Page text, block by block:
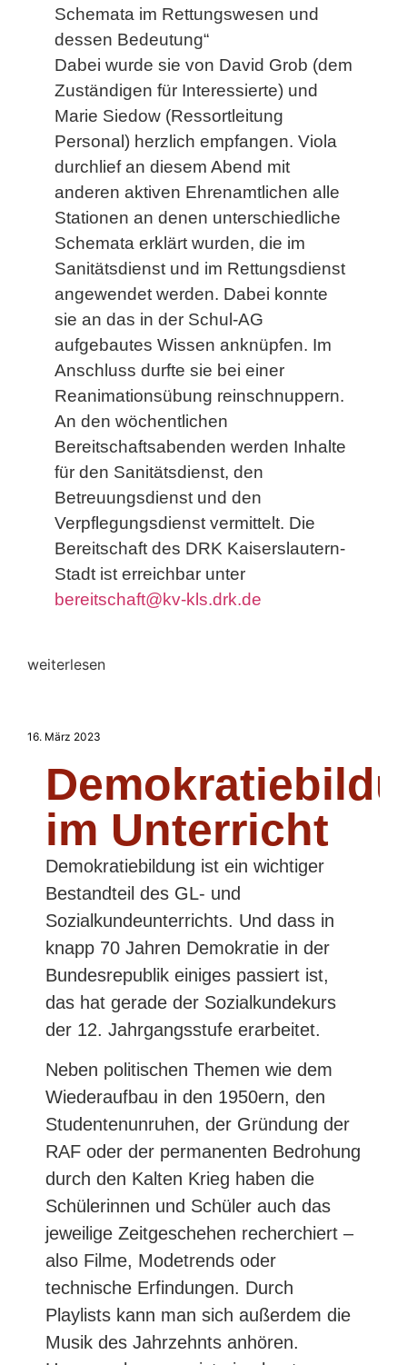
Schemata im Rettungswesen und
dessen Bedeutung“
Dabei wurde sie von David Grob (dem
Zuständigen für Interessierte) und
Marie Siedow (Ressortleitung
Personal) herzlich empfangen. Viola
durchlief an diesem Abend mit
anderen aktiven Ehrenamtlichen alle
Stationen an denen unterschiedliche
Schemata erklärt wurden, die im
Sanitätsdienst und im Rettungsdienst
angewendet werden. Dabei konnte
sie an das in der Schul-AG
aufgebautes Wissen anknüpfen. Im
Anschluss durfte sie bei einer
Reanimationsübung reinschnuppern.
An den wöchentlichen
Bereitschaftsabenden werden Inhalte
für den Sanitätsdienst, den
Betreuungsdienst und den
Verpflegungsdienst vermittelt. Die
Bereitschaft des DRK Kaiserslautern-
Stadt ist erreichbar unter
bereitschaft@kv-kls.drk.de
weiterlesen
16. März 2023
im Unterricht
Demokratiebildung ist ein wichtiger
Bestandteil des GL- und
Sozialkundeunterrichts. Und dass in
knapp 70 Jahren Demokratie in der
Bundesrepublik einiges passiert ist,
das hat gerade der Sozialkundekurs
der 12. Jahrgangsstufe erarbeitet.
Neben politischen Themen wie dem
Wiederaufbau in den 1950ern, den
Studentenunruhen, der Gründung der
RAF oder der permanenten Bedrohung
durch den Kalten Krieg haben die
Schülerinnen und Schüler auch das
jeweilige Zeitgeschehen recherchiert –
also Filme, Modetrends oder
technische Erfindungen. Durch
Playlists kann man sich außerdem die
Musik des Jahrzehnts anhören.